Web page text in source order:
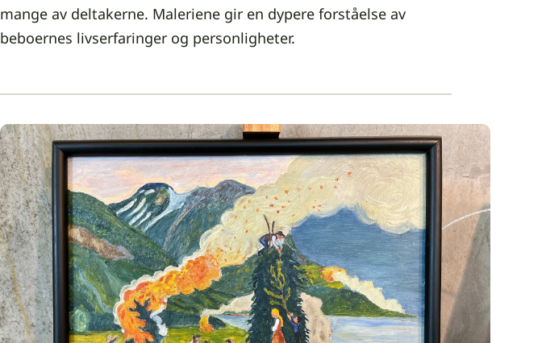
mange av deltakerne. Maleriene gir en dypere forståelse av
beboernes livserfaringer og personligheter.